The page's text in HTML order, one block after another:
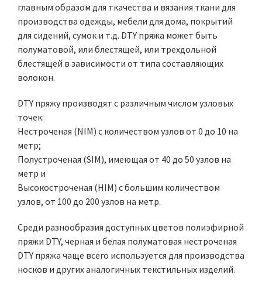
главным образом для ткачества и вязания ткани для
производства одежды, мебели для дома, покрытий
для сидений, сумок и т.д. DTY пряжа может быть
полуматовой, или блестящей, или трехдольной
блестящей в зависимости от типа составляющих
волокон.
DTY пряжу производят с различным числом узловых
точек:
Нестроченая (NIM) с количеством узлов от 0 до 10 на
метр;
Полустроченая (SIM), имеющая от 40 до 50 узлов на
метр и
Высокостроченая (HIM) с большим количеством
узлов, от 100 до 200 узлов на метр.
Среди разнообразия доступных цветов полиэфирной
пряжи DTY, черная и белая полуматовая нестроченая
DTY пряжа чаще всего используется для производства
носков и других аналогичных текстильных изделий.